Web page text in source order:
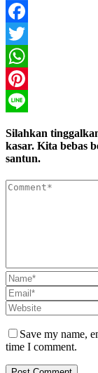
Facebook
Twitter
WhatsApp
Pinterest
Silahkan
kasar. Kita bebas
santun.
Save my name,
time I comment.